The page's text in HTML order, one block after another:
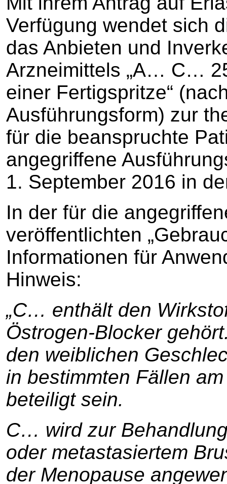
Verfügung wendet sich
das Anbieten und
Arzneimittels „A… C…
einer Fertigspritze“
Ausführungsform) zur
für die beanspruchte
angegriffene
1. September 2016 in
In der für die
veröffentlichten
Informationen für
Hinweis:
„C… enthält den
Östrogen-Blocker
den weiblichen
in bestimmten Fällen
beteiligt sein.
C… wird zur
oder metastasiertem
der Menopause